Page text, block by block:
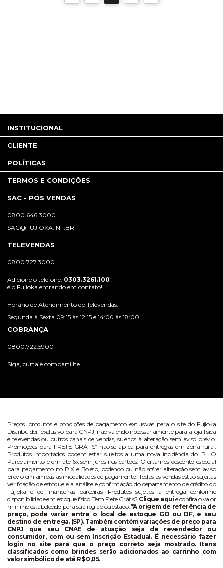
INSTITUCIONAL
CLIENTE
POLÍTICAS
TERMOS E CONDIÇÕES
SAC - PÓS VENDAS
0800.646.3000
SAC@FUJIOKA.INF.BR
TELEVENDAS
0800.727.3000
Adicione o telefone: 0303.3261.100
é o Fujioka entrando em contato!
Horário de Atendimento do Televendas:
Segunda à Sexta 09:15 às 12:15 e 14:00 às 18:00
COBRANÇA
0800.722.5900
Siga, curta e compartilhe
Preços, produtos e condições de pagamento exclusivas para o site do Fujioka
Distribuidor, exclusivo para CNPJ, não valendo necessariamente para a loja física
e televendas ou outros canais de vendas, sujeitos à alteração sem aviso prévio.
Promoções para FRETE GRÁTIS* não se aplica para entregas em zona rural.
Produtos importados podem estar sujeitos a uma nova incidência do IPI. O
Parcelamento é em até 6x sem juros nos cartões. Ofertamos desconto especial
para pagamento no PIX e Boleto, podendo ou não sofrer alteração sem aviso
prévio em ambas as modalidades de pagamento. Todas as vendas estão sujeitas
verificação de estoque e a análise e confirmação do departamento de crédito do
Fujioka e de financeiras parceiras. Produtos sujeitos a entrega conforme
disponibilidade em estoque físico. Tem Frete Grátis? Clique aqui e confira o valor
mínimo estabelecido para sua região ou estado. *A origem de referência de
preço, pode variar entre o local de estoque GO ou DF, e seu
destino de entrega. (SP). Também contém variações de preço para
CNPJ que seu CNAE de atuação seja de revendedor ou
consumidor, com ou sem Inscrição Estadual. É necessário fazer
login no site para que o preço correto seja mostrado. Itens
classificados como brindes serão adicionados ao carrinho com
valor simbólico de até R$ 0,05.